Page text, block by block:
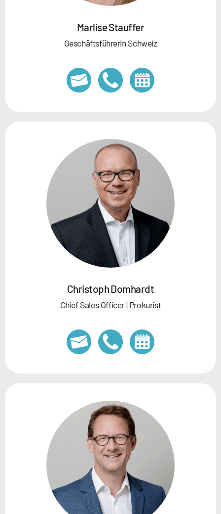
Marlise Stauffer
Geschäftsführerin Schweiz
Christoph Domhardt
Chief Sales Officer | Prokurist